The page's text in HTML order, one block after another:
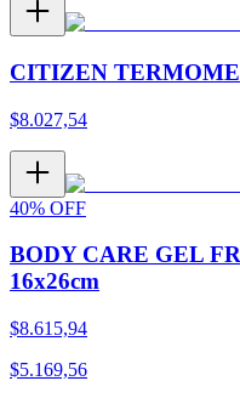
CITIZEN
$8.027,54
40% OFF
BODY CARE GEL
16x26cm
$8.615,94
$5.169,56